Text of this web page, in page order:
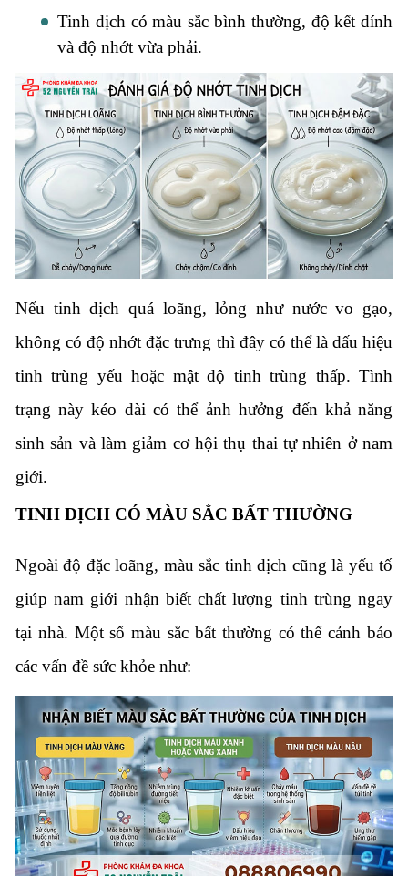
Tinh dịch có màu sắc bình thường, độ kết dính
và độ nhớt vừa phải.
Nếu tinh dịch quá loãng, lỏng như nước vo gạo,
không có độ nhớt đặc trưng thì đây có thể là dấu hiệu
tinh trùng yếu hoặc mật độ tinh trùng thấp. Tình
trạng này kéo dài có thể ảnh hưởng đến khả năng
sinh sản và làm giảm cơ hội thụ thai tự nhiên ở nam
giới.
TINH DỊCH CÓ MÀU SẮC BẤT THƯỜNG
Ngoài độ đặc loãng, màu sắc tinh dịch cũng là yếu tố
giúp nam giới nhận biết chất lượng tinh trùng ngay
tại nhà. Một số màu sắc bất thường có thể cảnh báo
các vấn đề sức khỏe như: